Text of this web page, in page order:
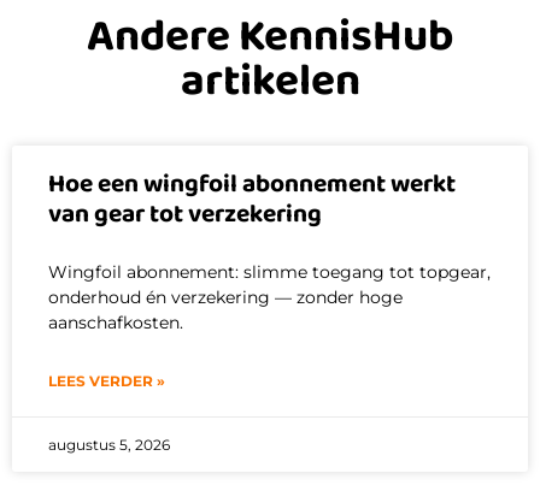
Andere KennisHub
artikelen
Hoe een wingfoil abonnement werkt
van gear tot verzekering
Wingfoil abonnement: slimme toegang tot topgear,
onderhoud én verzekering — zonder hoge
aanschafkosten.
LEES VERDER »
augustus 5, 2026